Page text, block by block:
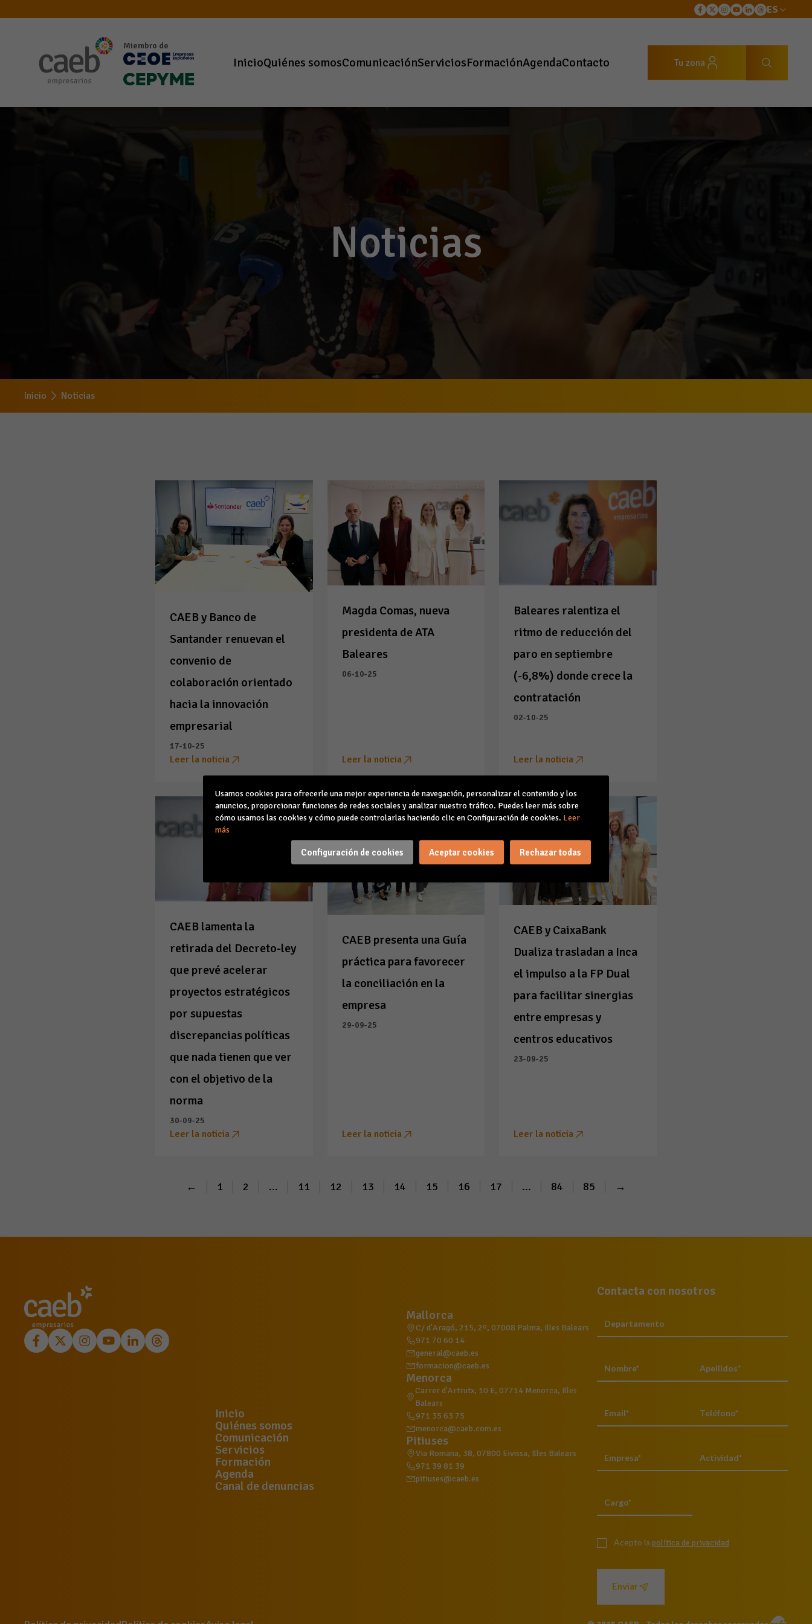
ES
Miembro de
InicioQuiénes somosComunicaciónServiciosFormaciónAgendaContacto Tu zona
Noticias
Inicio Noticias
CAEB y Banco de
Santander renuevan el
convenio de
colaboración orientado
hacia la innovación
empresarial
17-10-25
Leer la noticia
Magda Comas, nueva
presidenta de ATA
Baleares
06-10-25
Leer la noticia
Baleares ralentiza el
ritmo de reducción del
paro en septiembre
(-6,8%) donde crece la
contratación
02-10-25
Leer la noticia
CAEB lamenta la
retirada del Decreto-ley
que prevé acelerar
proyectos estratégicos
por supuestas
discrepancias políticas
que nada tienen que ver
con el objetivo de la
norma
30-09-25
Leer la noticia
CAEB presenta una Guía
práctica para favorecer
la conciliación en la
empresa
29-09-25
Leer la noticia
CAEB y CaixaBank
Dualiza trasladan a Inca
el impulso a la FP Dual
para facilitar sinergias
entre empresas y
centros educativos
23-09-25
Leer la noticia
← 1 2 ... 11 12 13 14 15 16 17 ... 84 85 →
Inicio
Quiénes somos
Comunicación
Servicios
Formación
Agenda
Canal de denuncias
Mallorca
C/ d'Aragó, 215, 2º, 07008 Palma, Illes Balears
971 70 60 14
general@caeb.es
formacion@caeb.es
Menorca
Carrer d'Artrutx, 10 E, 07714 Menorca, Illes
Balears
971 35 63 75
menorca@caeb.com.es
Pitiuses
Via Romana, 38, 07800 Eivissa, Illes Balears
971 39 81 39
pitiuses@caeb.es
Contacta con nosotros
Acepto la política de privacidad
Enviar
Usamos cookies para ofrecerle una mejor experiencia de navegación, personalizar el contenido y los
anuncios, proporcionar funciones de redes sociales y analizar nuestro tráfico. Puedes leer más sobre
cómo usamos las cookies y cómo puede controlarlas haciendo clic en Configuración de cookies. Leer
más
Configuración de cookies Aceptar cookies Rechazar todas